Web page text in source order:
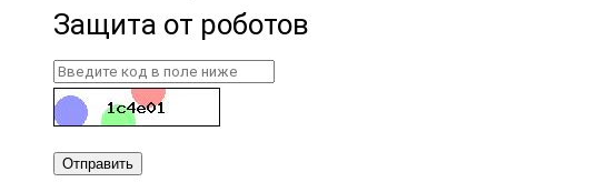
Защита от роботов
Отправить